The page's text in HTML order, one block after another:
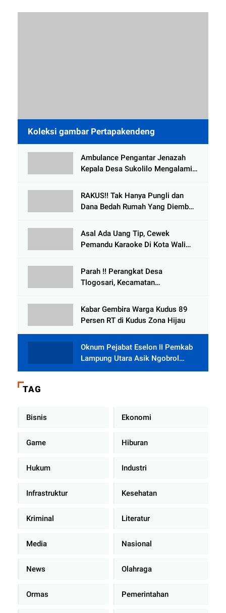
Koleksi gambar Pertapakendeng
Ambulance Pengantar Jenazah
Kepala Desa Sukolilo Mengalami
Meninggal Dunia
RAKUS!! Tak Hanya Pungli dan
Dana Bedah Rumah Yang Diembat,
Tlogowungu, di Duga
Selewengkan Bantuan Mushola
Asal Ada Uang Tip, Cewek
Pemandu Karaoke Di Kota Wali
Parah !! Perangkat Desa
Tlogosari, Kecamatan
Rumah dari BAZNAS
Kabar Gembira Warga Kudus 89
Persen RT di Kudus Zona Hijau
Oknum Pejabat Eselon II Pemkab
Lampung Utara Asik Ngobrol
Dengan Teman Kencan Wanitanya
TAG
Bisnis Ekonomi
Game Hiburan
Hukum Industri
Infrastruktur Kesehatan
Kriminal Literatur
Media Nasional
News Olahraga
Ormas Pemerintahan